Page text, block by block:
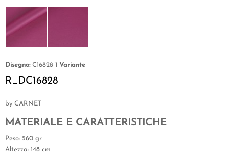
Disegno: C16828 1 Variante
R_DC16828
by CARNET
MATERIALE E CARATTERISTICHE
Peso: 560 gr
Altezza: 148 cm